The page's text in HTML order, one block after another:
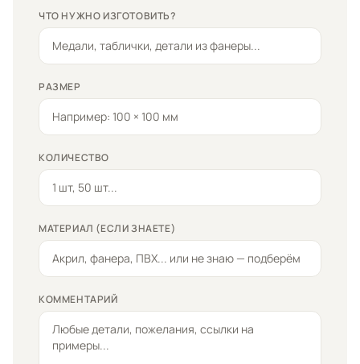
ЧТО НУЖНО ИЗГОТОВИТЬ?
РАЗМЕР
КОЛИЧЕСТВО
МАТЕРИАЛ (ЕСЛИ ЗНАЕТЕ)
КОММЕНТАРИЙ